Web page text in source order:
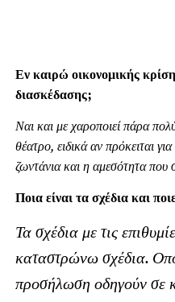
Εν καιρώ οικονομικής
διασκέδασης;
Ναι και με χαροποιεί πάρα
θέατρο, ειδικά αν πρόκειται
ζωντάνια και η αμεσότητα που
Ποια είναι τα σχέδια και
Τα σχέδια με τις
καταστρώνω σχέδια.
προσήλωση οδηγούν σε